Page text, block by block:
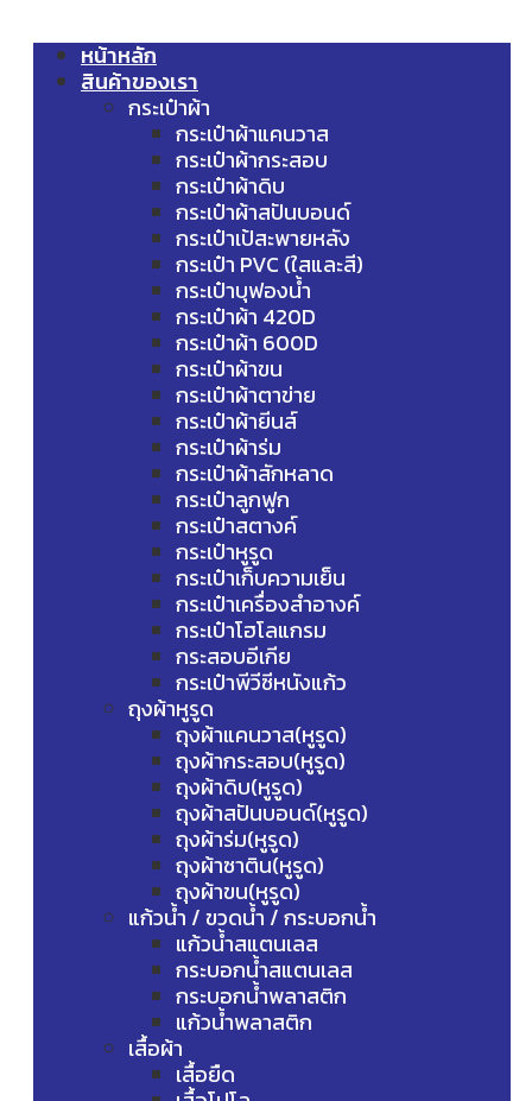
หน้าหลัก
สินค้าของเรา
กระเป๋าผ้า
กระเป๋าผ้าแคนวาส
กระเป๋าผ้ากระสอบ
กระเป๋าผ้าดิบ
กระเป๋าผ้าสปันบอนด์
กระเป๋าเป้สะพายหลัง
กระเป๋า PVC (ใสและสี)
กระเป๋าบุฟองน้ำ
กระเป๋าผ้า 420D
กระเป๋าผ้า 600D
กระเป๋าผ้าขน
กระเป๋าผ้าตาข่าย
กระเป๋าผ้ายีนส์
กระเป๋าผ้าร่ม
กระเป๋าผ้าสักหลาด
กระเป๋าลูกฟูก
กระเป๋าสตางค์
กระเป๋าหูรูด
กระเป๋าเก็บความเย็น
กระเป๋าเครื่องสำอางค์
กระเป๋าโฮโลแกรม
กระสอบอีเกีย
กระเป๋าพีวีซีหนังแก้ว
ถุงผ้าหูรูด
ถุงผ้าแคนวาส(หูรูด)
ถุงผ้ากระสอบ(หูรูด)
ถุงผ้าดิบ(หูรูด)
ถุงผ้าสปันบอนด์(หูรูด)
ถุงผ้าร่ม(หูรูด)
ถุงผ้าซาติน(หูรูด)
ถุงผ้าขน(หูรูด)
แก้วน้ำ / ขวดน้ำ / กระบอกน้ำ
แก้วน้ำสแตนเลส
กระบอกน้ำสแตนเลส
กระบอกน้ำพลาสติก
แก้วน้ำพลาสติก
เสื้อผ้า
เสื้อยืด